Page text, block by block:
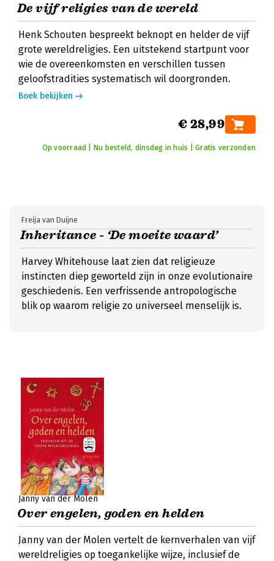
De vijf religies van de wereld
Henk Schouten bespreekt beknopt en helder de vijf
grote wereldreligies. Een uitstekend startpunt voor
wie de overeenkomsten en verschillen tussen
geloofstradities systematisch wil doorgronden.
Boek bekijken
€ 28,99
Op voorraad | Nu besteld, dinsdag in huis | Gratis verzonden
Inheritance - ‘De moeite waard’
Freija van Duijne
Harvey Whitehouse laat zien dat religieuze
instincten diep geworteld zijn in onze evolutionaire
geschiedenis. Een verfrissende antropologische
blik op waarom religie zo universeel menselijk is.
Janny van der Molen
Over engelen, goden en helden
Janny van der Molen vertelt de kernverhalen van vijf
wereldreligies op toegankelijke wijze, inclusief de